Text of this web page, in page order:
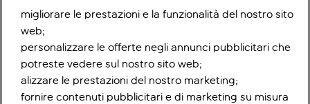
migliorare le prestazioni e la funzionalità del nostro sito
web;
personalizzare le offerte negli annunci pubblicitari che
potreste vedere sul nostro sito web;
alizzare le prestazioni del nostro marketing;
fornire contenuti pubblicitari e di marketing su misura